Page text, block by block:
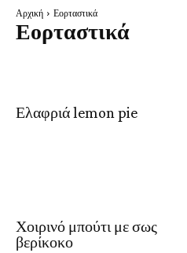
Αρχική Εορταστικά
Εορταστικά
Ελαφριά lemon pie
Χοιρινό μπούτι με σως
βερίκοκο